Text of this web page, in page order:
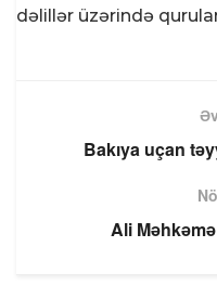
dəlillər üzərində
Bakıya uçan
Ali